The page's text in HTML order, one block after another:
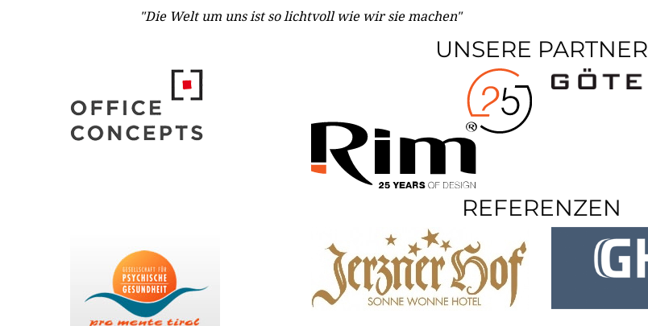
"Die Welt um uns ist so lichtvoll wie wir sie machen"
UNSERE PARTNER
REFERENZEN